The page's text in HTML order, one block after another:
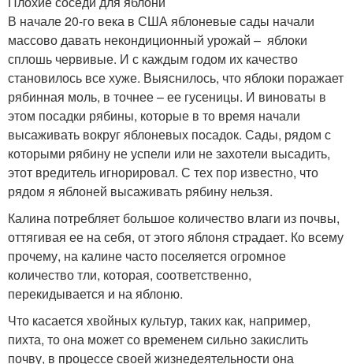
В начале 20-го века в США яблоневые сады начали
массово давать некондиционный урожай – яблоки
сплошь червивые. И с каждым годом их качество
становилось все хуже. Выяснилось, что яблоки поражает
рябинная моль, в точнее – ее гусеницы. И виноваты в
этом посадки рябины, которые в то время начали
высаживать вокруг яблоневых посадок. Сады, рядом с
которыми рябину не успели или не захотели высадить,
этот вредитель игнорировал. С тех пор известно, что
рядом я яблоней высаживать рябину нельзя.
Калина потребляет большое количество влаги из почвы,
оттягивая ее на себя, от этого яблоня страдает. Ко всему
прочему, на калине часто поселяется огромное
количество тли, которая, соответственно,
перекидывается и на яблоню.
Что касается хвойных культур, таких как, например,
пихта, то она может со временем сильно закислить
почву, в процессе своей жизнедеятельности она